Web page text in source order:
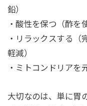
鉛）
・酸性を保つ（酢を
・リラックスする（
軽減）
・ミトコンドリアを
大切なのは、単に胃